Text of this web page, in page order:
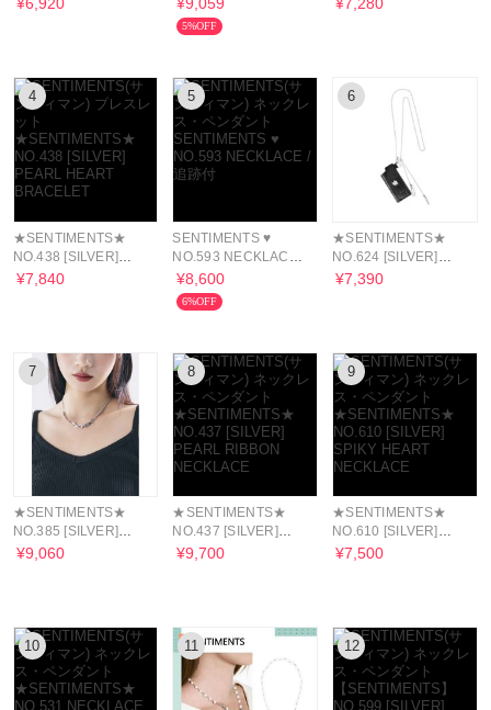
¥6,920 ¥9,059
5%OFF
¥7,280
4
★SENTIMENTS★
NO.438 [SILVER]
PEARL HEART
¥7,840
5
SENTIMENTS ♥
NO.593 NECKLACE /
追跡付
¥8,600
6%OFF
6
★SENTIMENTS★
NO.624 [SILVER]
SPIKY LIGHTER
¥7,390
7
★SENTIMENTS★
NO.385 [SILVER]
NECKLACE
¥9,060
8
★SENTIMENTS★
NO.437 [SILVER]
PEARL RIBBON
¥9,700
9
★SENTIMENTS★
NO.610 [SILVER]
SPIKY HEART
¥7,500
10 11 12